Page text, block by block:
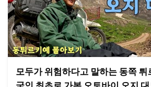
모두가 위험하다고 말하는 동쪽 튀